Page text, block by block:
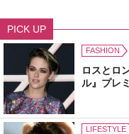
PICK UP
FASHION
ロスとロ
ル』プレ
LIFESTYLE